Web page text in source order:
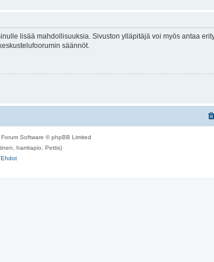
lisää mahdollisuuksia. Sivuston ylläpitäjä voi myös antaa
säännöt.
Software © phpBB Limited
harritapio, Pettis)
Ehdot